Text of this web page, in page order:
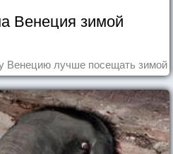
Венеция зимой
Венецию лучше посещать зимой